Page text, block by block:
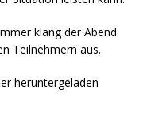
klang der Abend
Teilnehmern aus.
heruntergeladen